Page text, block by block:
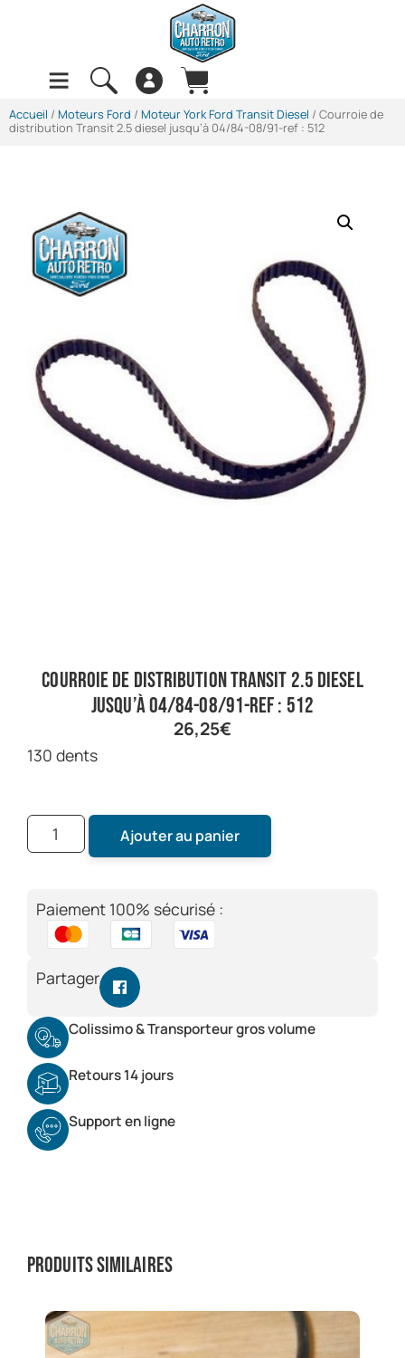
Accueil / Moteurs Ford / Moteur York Ford Transit Diesel / Courroie de
distribution Transit 2.5 diesel jusqu’à 04/84-08/91-ref : 512
Courroie de distribution Transit 2.5 diesel
jusqu’à 04/84-08/91-ref : 512
26,25€
130 dents
Ajouter au panier
Paiement 100% sécurisé :
Partager
Colissimo & Transporteur gros volume
Retours 14 jours
Support en ligne
Produits similaires